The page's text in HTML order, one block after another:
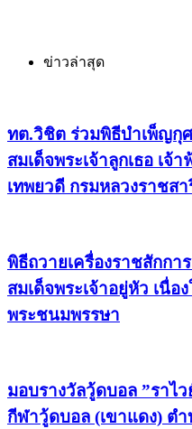
ข่าวล่าสุด
ทต.วิชิต ร่วมพิธีบำเพ็ญกุ
สมเด็จพระเจ้าลูกเธอ เจ้
เทพยวดี กรมหลวงราชส
พิธีถวายเครื่องราชสักกา
สมเด็จพระเจ้าอยู่หัว เนื่อ
พระชนมพรรษา
มอบรางวัลวู้ดบอล ”ราไ
กีฬาวู้ดบอล (เขาแดง) ตำ